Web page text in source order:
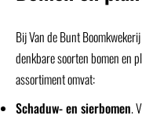
Bij Van de Bunt
denkbare soorten bomen en
assortiment omvat:
Schaduw- en sierbomen.